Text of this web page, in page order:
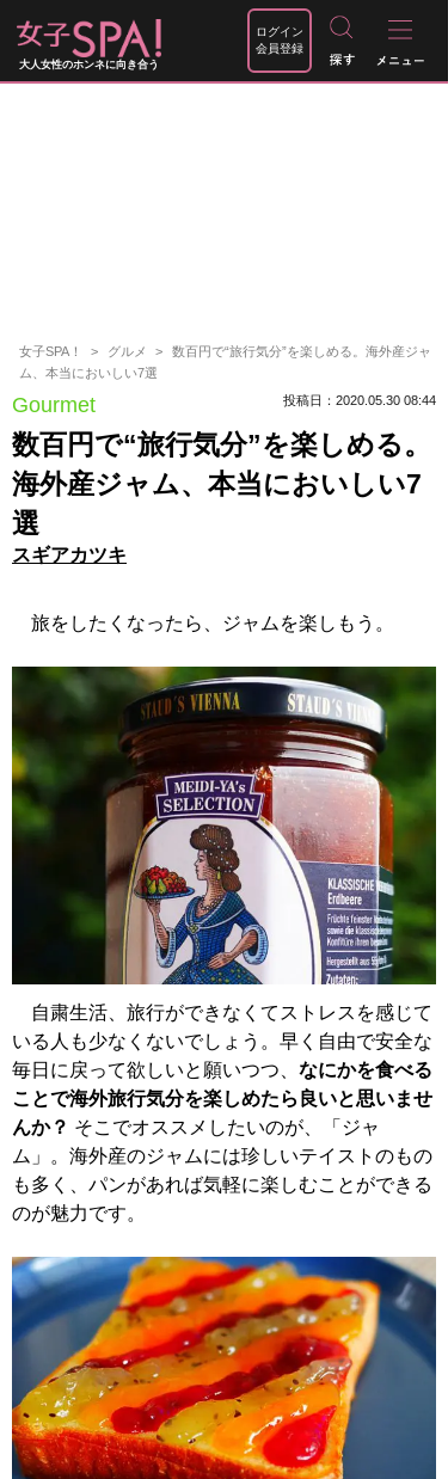
大人女性のホンネに向き合う
ログイン
会員登録
女子SPA！ グルメ
数百円で“旅行気分”を楽しめる。海外産ジャ
ム、本当においしい7選
Gourmet 投稿日：2020.05.30 08:44
数百円で“旅行気分”を楽しめる。
海外産ジャム、本当においしい7
選
スギアカツキ
旅をしたくなったら、ジャムを楽しもう。
自粛生活、旅行ができなくてストレスを感じて
いる人も少なくないでしょう。早く自由で安全な
毎日に戻って欲しいと願いつつ、 なにかを食べる
ことで海外旅行気分を楽しめたら良いと思いませ
んか？ そこでオススメしたいのが、「ジャ
ム」。海外産のジャムには珍しいテイストのもの
も多く、パンがあれば気軽に楽しむことができる
のが魅力です。